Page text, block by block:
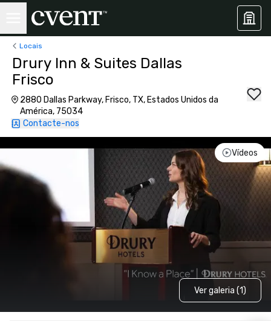
Locais
Drury Inn & Suites Dallas
Frisco
2880 Dallas Parkway, Frisco, TX, Estados Unidos da
América, 75034
Contacte-nos
Vídeos
Ver galeria (1)